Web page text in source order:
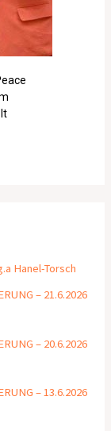
Hanel-Torsch
– 21.6.2026
– 20.6.2026
– 13.6.2026